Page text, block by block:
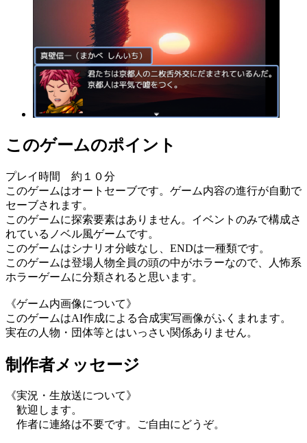
このゲームのポイント
プレイ時間 約１０分
このゲームはオートセーブです。ゲーム内容の進行が自動で
セーブされます。
このゲームに探索要素はありません。イベントのみで構成さ
れているノベル風ゲームです。
このゲームはシナリオ分岐なし、ENDは一種類です。
このゲームは登場人物全員の頭の中がホラーなので、人怖系
ホラーゲームに分類されると思います。
《ゲーム内画像について》
このゲームはAI作成による合成実写画像がふくまれます。
実在の人物・団体等とはいっさい関係ありません。
制作者メッセージ
《実況・生放送について》
歓迎します。
作者に連絡は不要です。ご自由にどうぞ。